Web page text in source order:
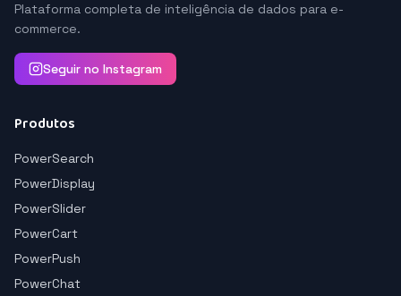
Plataforma completa de inteligência de dados para e-
commerce.
Seguir no Instagram
Produtos
PowerSearch
PowerDisplay
PowerSlider
PowerCart
PowerPush
PowerChat